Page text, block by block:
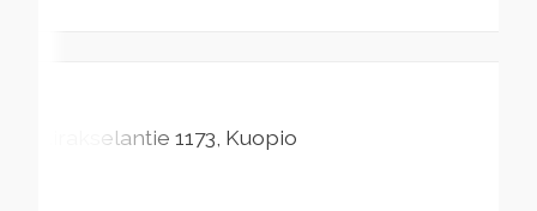
Airakselantie 1173 Kuopio